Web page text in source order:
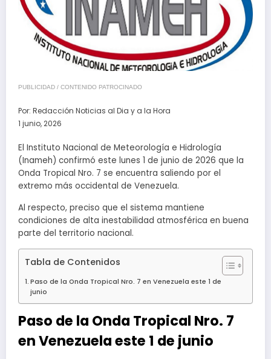
PUBLICIDAD / CONTENIDO PATROCINADO
Por: Redacción Noticias al Dia y a la Hora
1 junio, 2026
El Instituto Nacional de Meteorología e Hidrología
(Inameh) confirmó este lunes 1 de junio de 2026 que la
Onda Tropical Nro. 7 se encuentra saliendo por el
extremo más occidental de Venezuela.
Al respecto, preciso que el sistema mantiene
condiciones de alta inestabilidad atmosférica en buena
parte del territorio nacional.
Tabla de Contenidos
Paso de la Onda Tropical Nro. 7 en Venezuela este 1 de
junio
Paso de la Onda Tropical Nro. 7
en Venezuela este 1 de junio